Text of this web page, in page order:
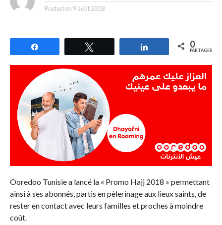
Posted on 9 août 2018
Partagez 0
PARTAGES
Ooredoo Tunisie a lancé la « Promo Hajj 2018 » permettant
ainsi à ses abonnés, partis en pèlerinage aux lieux saints, de
rester en contact avec leurs familles et proches à moindre
coût.